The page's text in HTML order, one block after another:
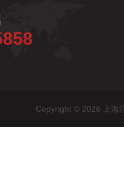
Copyright © 2026 上